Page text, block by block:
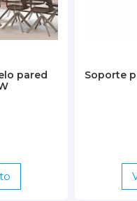
pared
Soporte